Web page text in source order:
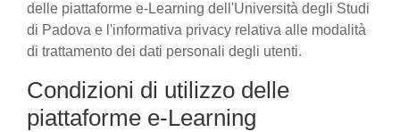
delle piattaforme e-Learning dell'Università degli Studi
di Padova e l'informativa privacy relativa alle modalità
di trattamento dei dati personali degli utenti.
Condizioni di utilizzo delle
piattaforme e-Learning